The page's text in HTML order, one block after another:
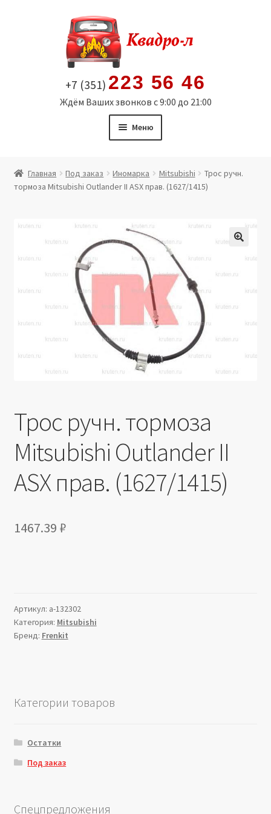
содержимому
+7 (351) 223 56 46
Ждём Ваших звонков с 9:00 до 21:00
Меню
Витрина
Политика в отношении обработки персональных
Производители
Юридические данные
Главная Под заказ Иномарка Mitsubishi
Трос ручн.
тормоза Mitsubishi Outlander II ASX прав. (1627/1415)
Трос ручн. тормоза
Mitsubishi Outlander II
ASX прав. (1627/1415)
1467.39 ₽
Артикул: a-132302
Категория: Mitsubishi
Бренд: Frenkit
Категории товаров
Остатки
Под заказ
Спецпредложения